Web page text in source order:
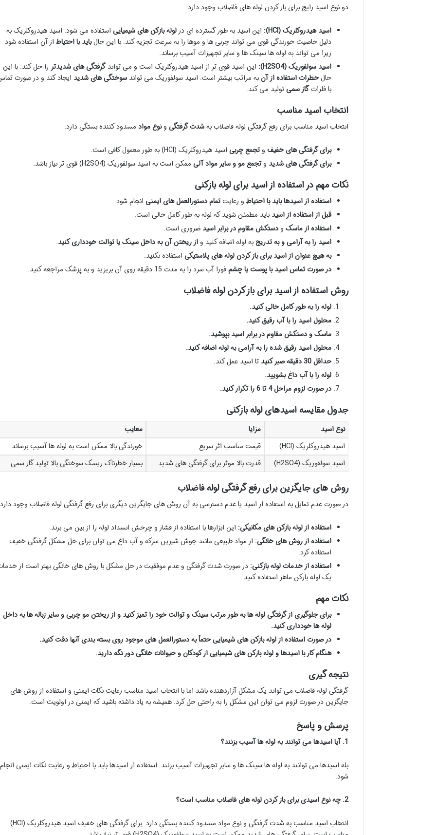
دو نوع اسید رایج برای باز کردن لوله های فاضلاب وجود دارد:
اسید هیدروکلریک (HCl): این اسید به طور گسترده ای درلوله بازکن های شیمیایی استفاده می شود. اسید هیدروکلریک به
دلیل خاصیت خورندگی قوی می تواند چربی ها و موها را به سرعت تجزیه کند. با این حالباید با احتیاطاز آن استفاده شود
زیرا می تواند به لوله ها سینک ها و سایر تجهیزات آسیب برساند.
اسید سولفوریک (H2SO4):
این اسید قوی تر از اسید هیدروکلریک است و می تواندگرفتگی های شدیدتر را حل کند. با این
حالخطرات استفاده از آنبه مراتب بیشتر است. اسید سولفوریک می تواندسوختگی های شدید ایجاد کند و در صورت
با فلزاتگاز سمیتولید می کند.
انتخاب اسید مناسب
انتخاب اسید مناسب برای رفع گرفتگی لوله فاضلاب بهشدت گرفتگی ونوع مواد مسدود کننده بستگی دارد.
برای گرفتگی های خفیف وتجمع چربی اسید هیدروکلریک (HCl) به طور معمول کافی است.
برای گرفتگی های شدید وتجمع مو و سایر مواد آلی ممکن است به اسید سولفوریک (H2SO4) قوی تر نیاز باشد.
نکات مهم در استفاده از اسید برای لوله بازکنی
استفاده از اسیدها باید با احتیاطو رعایتتمام دستورالعمل های ایمنی انجام شود.
قبل از استفاده از اسید باید مطمئن شوید که لوله به طور کامل خالی است.
استفاده از ماسک ودستکش مقاوم در برابر اسید ضروری است.
اسید را به آرامی و به تدریجبه لوله اضافه کنید واز ریختن آن به داخل سینک یا توالت خودداری کنید.
به هیچ عنوان از اسید برای باز کردن لوله های پلاستیکی استفاده نکنید.
در صورت تماس اسید با پوست یا چشمفورا آب سرد را به مدت 15 دقیقه روی آن بریزید و به پزشک مراجعه کنید.
روش استفاده از اسید برای باز کردن لوله فاضلاب
لوله را به طور کامل خالی کنید.
محلول اسید را با آب رقیق کنید.
ماسک و دستکش مقاوم در برابر اسید بپوشید.
محلول اسید رقیق شده را به آرامی به لوله اضافه کنید.
حداقل 30 دقیقه صبر کنید
تا اسید عمل کند.
لوله را با آب داغ بشویید.
در صورت لزوم مراحل 4 تا 6 را تکرار کنید.
جدول مقایسه اسیدهای لوله بازکنی
نوع اسید مزایا
معایب
اسید هیدروکلریک (HCl)
قیمت مناسب اثر سریع
خورندگی بالا ممکن است به لوله ها آسیب برساند
اسید سولفوریک (H2SO4)
قدرت بالا موثر برای گرفتگی های شدید بسیار خطرناک ریسک سوختگی بالا تولید گاز سمی
روش های جایگزین برای رفع گرفتگی لوله فاضلاب
در صورت عدم تمایل به استفاده از اسید یا عدم دسترسی به آن روش های جایگزین دیگری برای رفع گرفتگی لوله فاضلاب وجود
استفاده از لوله بازکن های مکانیکی: این ابزارها با استفاده از فشار و چرخش انسداد لوله را از بین می برند.
استفاده از روش های خانگی: از مواد طبیعی مانند جوش شیرین سرکه و آب داغ می توان برای حل مشکل گرفتگی خفیف
استفاده کرد.
استفاده از خدمات لوله بازکنی: در صورت شدت گرفتگی و عدم موفقیت در حل مشکل با روش های خانگی بهتر است از
یک لوله بازکن ماهر استفاده کنید.
نکات مهم
برای جلوگیری از گرفتگی لوله ها به طور مرتب سینک و توالت خود را تمیز کنید و از ریختن مو چربی و سایر زباله ها به داخل
لوله ها خودداری کنید.
در صورت استفاده از لوله بازکن های شیمیایی حتماً به دستورالعمل های موجود روی بسته بندی آنها دقت کنید.
هنگام کار با اسیدها و لوله بازکن های شیمیایی از کودکان و حیوانات خانگی دور نگه دارید.
نتیجه گیری
گرفتگی لوله فاضلاب می تواند یک مشکل آزاردهنده باشد اما با انتخاب اسید مناسب رعایت نکات ایمنی و استفاده از روش های
جایگزین در صورت لزوم می توان این مشکل را به راحتی حل کرد. همیشه به یاد داشته باشید که ایمنی در اولویت است.
پرسش و پاسخ
1. آیا اسیدها می توانند به لوله ها آسیب بزنند؟
بله اسیدها می توانند به لوله ها سینک ها و سایر تجهیزات آسیب بزنند. استفاده از اسیدها باید با احتیاط و رعایت نکات ایمنی انجام
شود.
2. چه نوع اسیدی برای باز کردن لوله های فاضلاب مناسب است؟
انتخاب اسید مناسب به شدت گرفتگی و نوع مواد مسدود کننده بستگی دارد. برای گرفتگی های خفیف اسید هیدروکلریک (HCl)